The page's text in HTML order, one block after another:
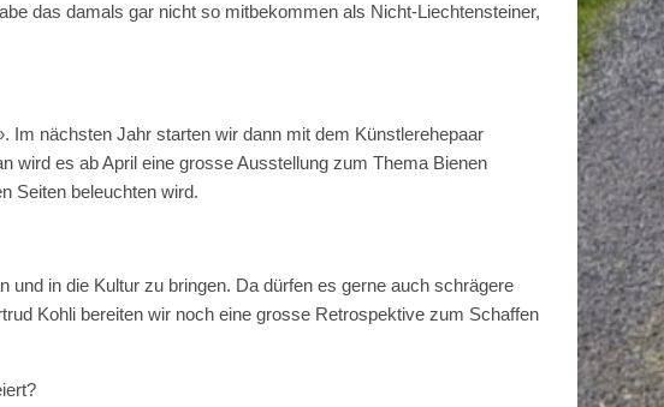
das damals gar nicht so mitbekommen als Nicht-Liechtensteiner,
Im nächsten Jahr starten wir dann mit dem Künstlerehepaar
wird es ab April eine grosse Ausstellung zum Thema Bienen
Seiten beleuchten wird.
in die Kultur zu bringen. Da dürfen es gerne auch schrägere
Kohli bereiten wir noch eine grosse Retrospektive zum Schaffen